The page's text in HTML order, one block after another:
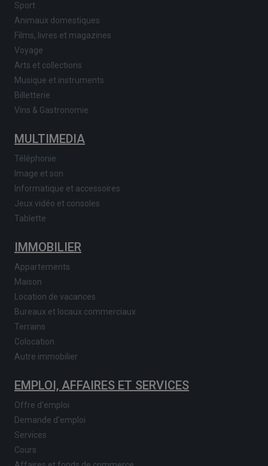
Sport
Animaux domestiques
Films, livres et magazines
Voyage
Arts et collections
Musique et instruments
Billetterie
Vins & Gastronomie
MULTIMEDIA
Téléphonie
Image et son
Informatique et accessoires
Jeux vidéo et consoles
Tablette
IMMOBILIER
Appartements
Maison
Location de vacances
Bureaux et locaux commerciaux
Terrains
Colocation
Autre immobilier
EMPLOI, AFFAIRES ET SERVICES
Offre d'emploi
Demande d'emploi
Services
Cours